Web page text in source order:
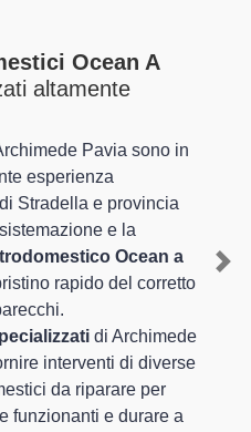
Ocean A
altamente
Pavia sono in
esperienza
Stradella e provincia
e la
Ocean a
rapido del corretto
di Archimede
interventi di diverse
da riparare per
funzionanti e durare a